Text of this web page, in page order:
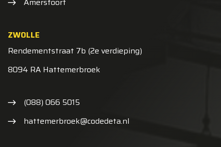
ZWOLLE
Rendementstraat 7b (2e verdieping)
8094 RA Hattemerbroek
(088) 066 5015
hattemerbroek@codedeta.nl